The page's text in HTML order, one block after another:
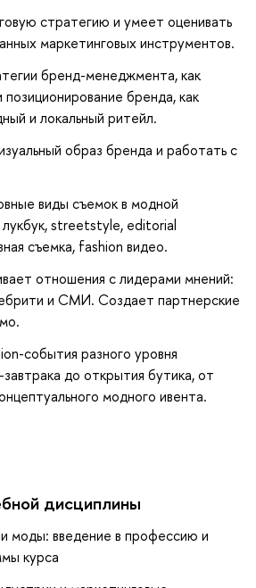
стратегию и умеет оценивать
маркетинговых инструментов.
бренд-менеджмента, как
позиционирование бренда, как
и локальный ритейл.
образ бренда и работать с
виды съемок в модной
лукбук, streetstyle, editorial
съемка, fashion видео.
отношения с лидерами мнений:
и СМИ. Создает партнерские
события разного уровня
до открытия бутика, от
модного ивента.
дисциплины
моды: введение в профессию и
курса